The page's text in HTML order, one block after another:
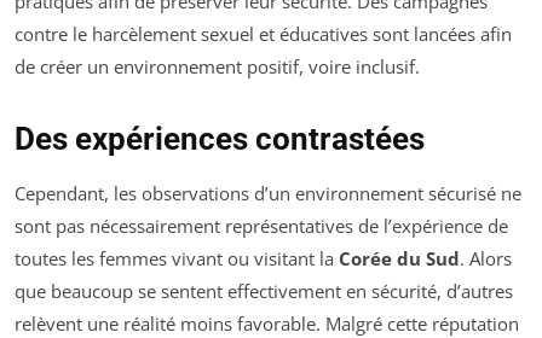
contre le harcèlement sexuel et éducatives sont lancées afin
de créer un environnement positif, voire inclusif.
Des expériences contrastées
Cependant, les observations d’un environnement sécurisé ne
sont pas nécessairement représentatives de l’expérience de
toutes les femmes vivant ou visitant la Corée du Sud. Alors
que beaucoup se sentent effectivement en sécurité, d’autres
relèvent une réalité moins favorable. Malgré cette réputation